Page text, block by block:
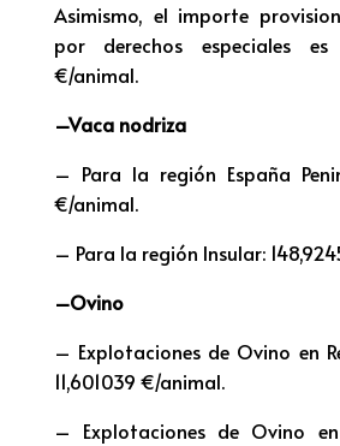
Asimismo, el importe
por derechos especiales es
€/animal.
–Vaca nodriza
– Para la región España
€/animal.
– Para la región Insular:
–Ovino
– Explotaciones de Ovino en
11,601039 €/animal.
– Explotaciones de Ovino